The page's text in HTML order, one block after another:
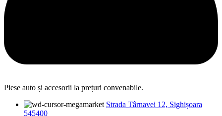
Piese auto și accesorii la prețuri convenabile.
Strada Târnavei 12, Sighișoara
545400